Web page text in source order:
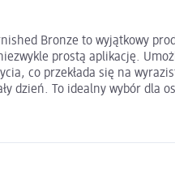
Bronze to wyjątkowy
prostą aplikację.
co przekłada się na
dzień. To idealny wybór dla